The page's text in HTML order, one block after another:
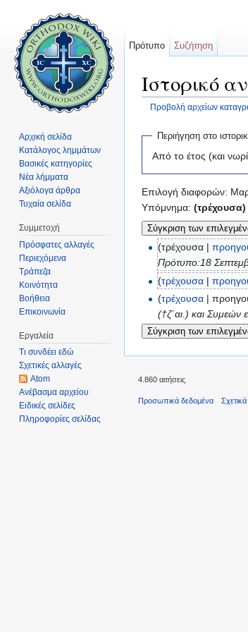
Ιστορικό
Προβολή αρχείων
Περιήγηση στο
Από το έτος (και
Επιλογή διαφορών:
Υπόμνημα: (τρέχουσα)
(τρέχουσα |
Πρότυπο:18
(τρέχουσα |
(τρέχουσα |
(†ζ΄αι.) και
Πρότυπο Συζήτηση
Αρχική σελίδα
Κατάλογος λημμάτων
Βασικές κατηγορίες
Νέα λήμματα
Αξιόλογα άρθρα
Τυχαία σελίδα
Συμμετοχή
Πρόσφατες αλλαγές
Περιεχόμενα
Τράπεζα
Κοινότητα
Βοήθεια
Επικοινωνία
Εργαλεία
Τι συνδέει εδώ
Σχετικές αλλαγές
Atom
Ανέβασμα αρχείου
Ειδικές σελίδες
Πληροφορίες σελίδας
4.860 αιτήσεις
Προσωπικά δεδομένα